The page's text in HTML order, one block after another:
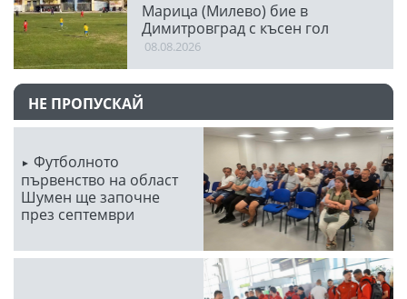
Марица (Милево) бие в
Димитровград с късен гол
08.08.2026
НЕ ПРОПУСКАЙ
Футболното
първенство на област
Шумен ще започне
през септември